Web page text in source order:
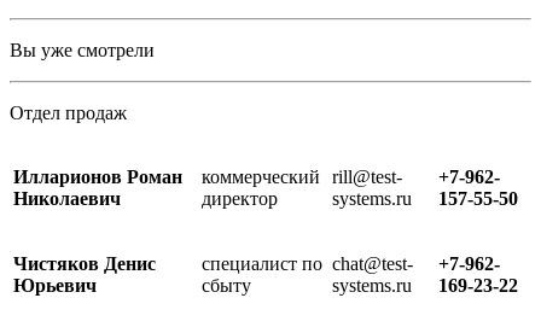
Вы уже смотрели
Отдел продаж
Илларионов Роман
Николаевич
коммерческий
директор
rill@test-
systems.ru
+7-962-
157-55-50
Чистяков Денис
Юрьевич
специалист по
сбыту
chat@test-
systems.ru
+7-962-
169-23-22